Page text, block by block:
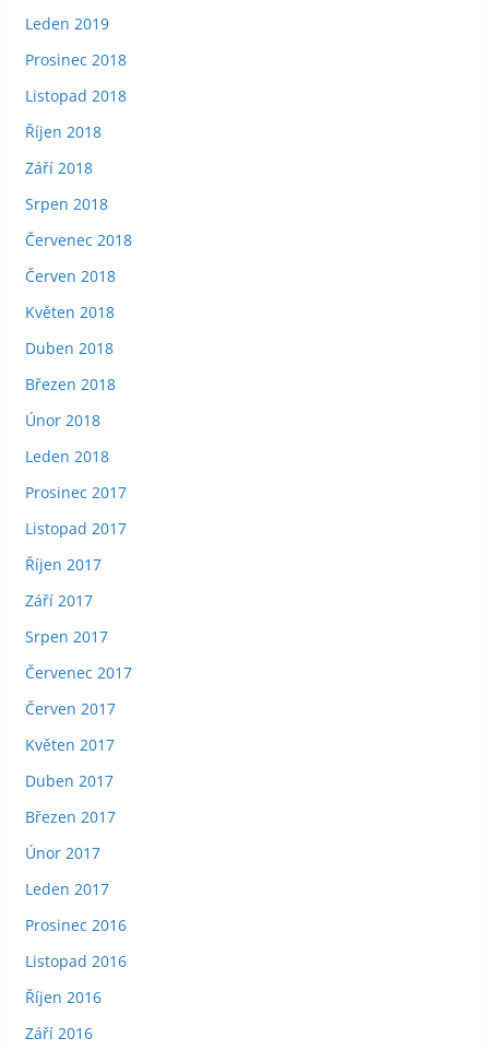
Leden 2019
Prosinec 2018
Listopad 2018
Říjen 2018
Září 2018
Srpen 2018
Červenec 2018
Červen 2018
Květen 2018
Duben 2018
Březen 2018
Únor 2018
Leden 2018
Prosinec 2017
Listopad 2017
Říjen 2017
Září 2017
Srpen 2017
Červenec 2017
Červen 2017
Květen 2017
Duben 2017
Březen 2017
Únor 2017
Leden 2017
Prosinec 2016
Listopad 2016
Říjen 2016
Září 2016